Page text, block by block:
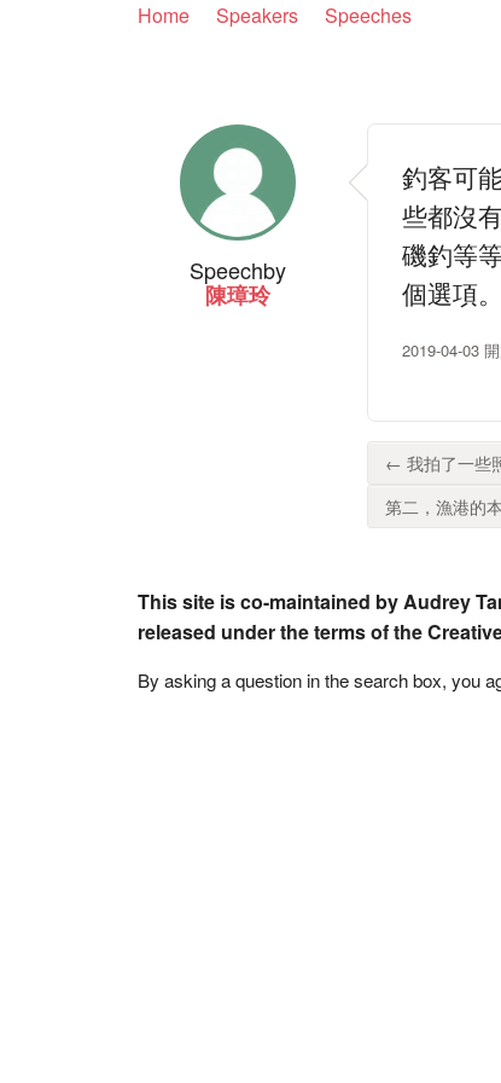
Home Speakers Speeches
Speechby
陳璋玲
釣客可
些都沒
磯釣等
個選項
2019-04-03
← 我拍了一些
第二，漁港的
This site is co-maintained by Audrey
released under the terms of the
By asking a question in the search box, you